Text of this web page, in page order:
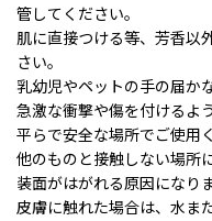
管してください。
肌に直接つける等、芳香以
さい。
乳幼児やペットの手の届か
急激な衝撃や傷を付けるよ
平らで安全な場所でご使用
他のものと接触しない場所
装面がはがれる原因になりま
皮膚に触れた場合は、水ま